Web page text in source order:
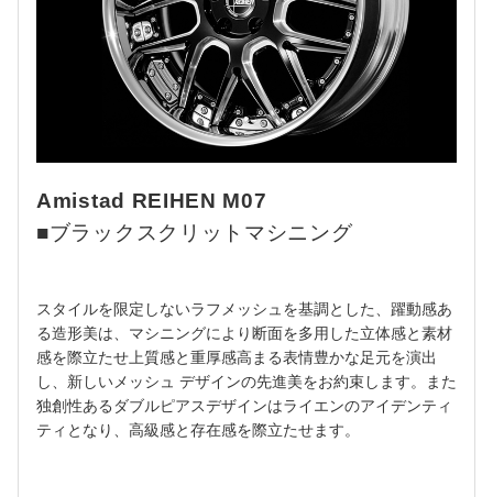
Amistad REIHEN M07
■ブラックスクリットマシニング
スタイルを限定しないラフメッシュを基調とした、躍動感あ
る造形美は、マシニングにより断面を多用した立体感と素材
感を際立たせ上質感と重厚感高まる表情豊かな足元を演出
し、新しいメッシュ デザインの先進美をお約束します。また
独創性あるダブルピアスデザインはライエンのアイデンティ
ティとなり、高級感と存在感を際立たせます。